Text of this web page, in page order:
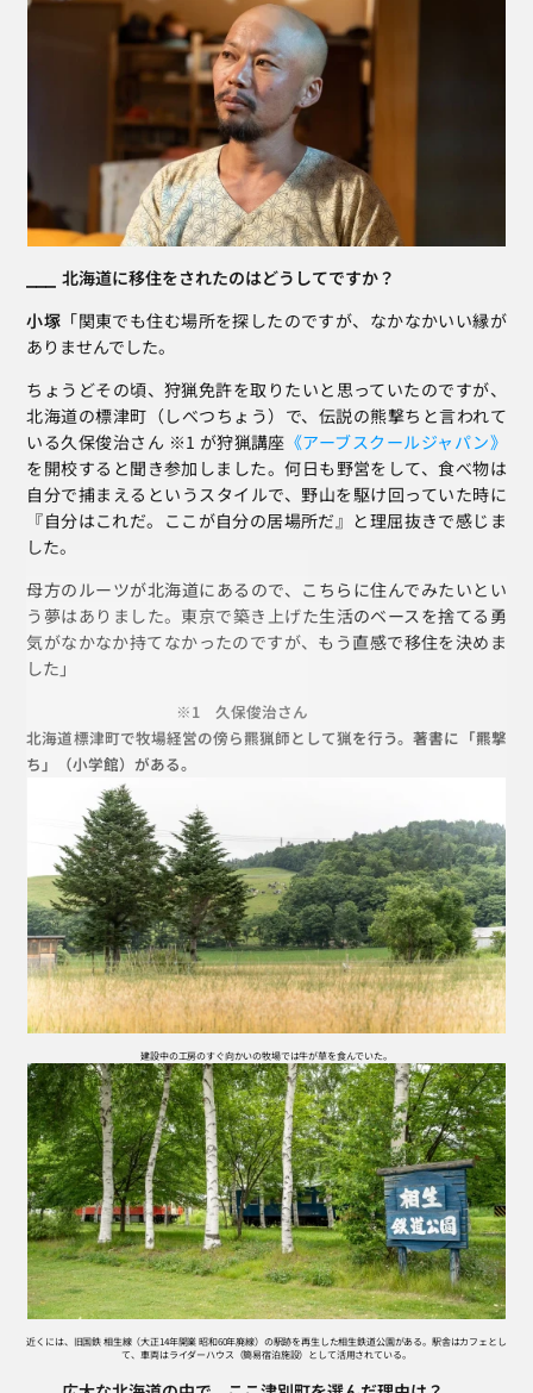
⎯⎯⎯  北海道に移住をされたのはどうしてですか？
小塚 「関東でも住む場所を探したのですが、なかなかいい縁が
ありませんでした。
ちょうどその頃、狩猟免許を取りたいと思っていたのですが、
北海道の標津町（しべつちょう）で、伝説の熊撃ちと言われて
いる久保俊治さん ※1 が狩猟講座 《アーブスクールジャパン》
を開校すると聞き参加しました。何日も野営をして、食べ物は
自分で捕まえるというスタイルで、野山を駆け回っていた時に
『自分はこれだ。ここが自分の居場所だ』と理屈抜きで感じま
した。
母方のルーツが北海道にあるので、こちらに住んでみたいとい
う夢はありました。東京で築き上げた生活のベースを捨てる勇
気がなかなか持てなかったのですが、もう直感で移住を決めま
した」
※1　久保俊治さん
北海道標津町で牧場経営の傍ら羆猟師として猟を行う。著書に「羆撃
ち」（小学館）がある。
建設中の工房のすぐ向かいの牧場では牛が草を食んでいた。
近くには、旧国鉄 相生線（大正14年開業 昭和60年廃線）の駅跡を再生した相生鉄道公園がある。駅舎はカフェとし
て、車両はライダーハウス（簡易宿泊施設）として活用されている。